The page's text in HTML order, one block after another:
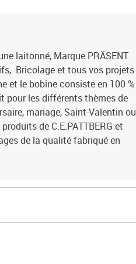
laitonné, Marque PRÄSENT
Bricolage et tous vos projets
et le bobine consiste en 100 %
pour les différents thèmes de
mariage, Saint-Valentin ou
de C.E.PATTBERG et
de la qualité fabriqué en